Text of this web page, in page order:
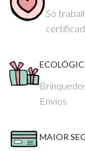
Só
Envios
MAIOR